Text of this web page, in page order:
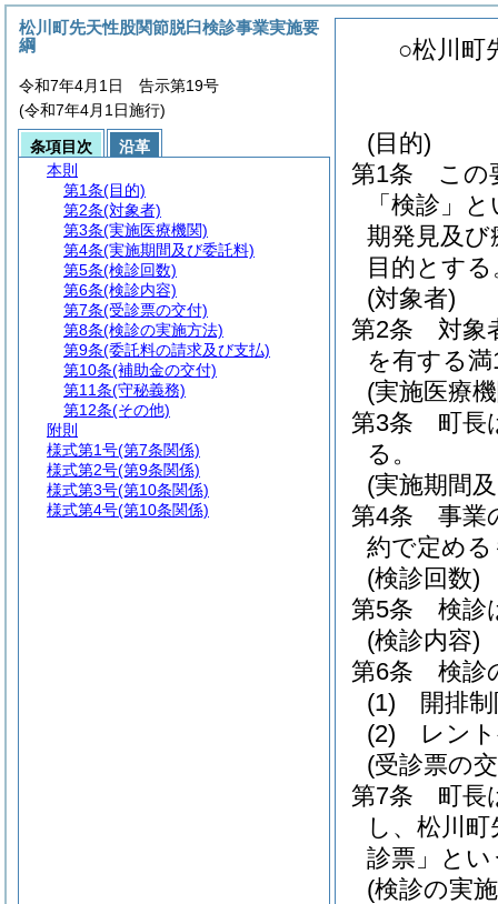
○松川町
(目的)
第1条
この
「検診」
期発見及
目的とする
(対象者)
第2条
対象
を有する
(実施医療
第3条
町長
る。
(実施期間
第4条
事業
約で定め
(検診回数)
第5条
検診
(検診内容)
第6条
検診
(1)
開排
(2)
レン
(受診票の
第7条
町長
し、松川
診票」とい
(検診の実
松川町先天性股関節脱臼検診事業実施要
綱
令和7年4月1日 告示第19号
(令和7年4月1日施行)
条項目次
沿革
本則
第1条(目的)
第2条(対象者)
第3条(実施医療機関)
第4条(実施期間及び委託料)
第5条(検診回数)
第6条(検診内容)
第7条(受診票の交付)
第8条(検診の実施方法)
第9条(委託料の請求及び支払)
第10条(補助金の交付)
第11条(守秘義務)
第12条(その他)
附則
様式第1号(第7条関係)
様式第2号(第9条関係)
様式第3号(第10条関係)
様式第4号(第10条関係)